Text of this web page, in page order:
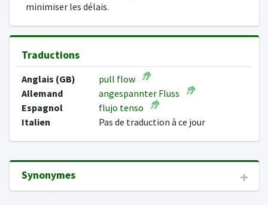
minimiser les délais.
Traductions
Anglais (GB)
pull flow
Allemand
angespannter Fluss
Espagnol
flujo tenso
Italien
Pas de traduction à ce jour
Synonymes